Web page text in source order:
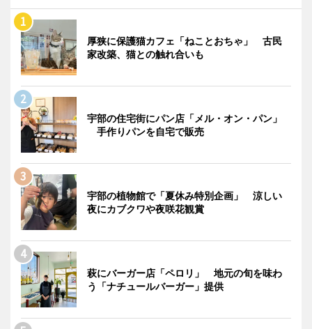
厚狭に保護猫カフェ「ねことおちゃ」 古民
家改築、猫との触れ合いも
宇部の住宅街にパン店「メル・オン・パン」
手作りパンを自宅で販売
宇部の植物館で「夏休み特別企画」 涼しい
夜にカブクワや夜咲花観賞
萩にバーガー店「ペロリ」 地元の旬を味わ
う「ナチュールバーガー」提供